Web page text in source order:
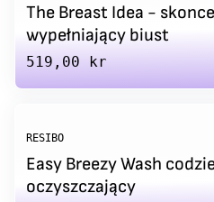
The Breast Idea -
wypełniający biust
Regular price
519,00 kr
RESIBO
Easy Breezy Wash
oczyszczający